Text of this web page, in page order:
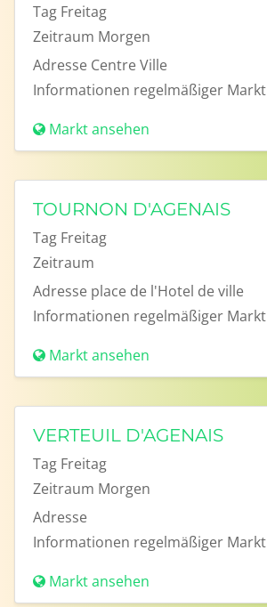
Tag Freitag
Zeitraum Morgen
Adresse Centre Ville
Informationen regelmäßiger Markt
Markt ansehen
TOURNON D'AGENAIS
Tag Freitag
Zeitraum
Adresse place de l'Hotel de ville
Informationen regelmäßiger Markt
Markt ansehen
VERTEUIL D'AGENAIS
Tag Freitag
Zeitraum Morgen
Adresse
Informationen regelmäßiger Markt
Markt ansehen